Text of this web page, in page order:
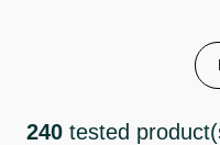
240 tested